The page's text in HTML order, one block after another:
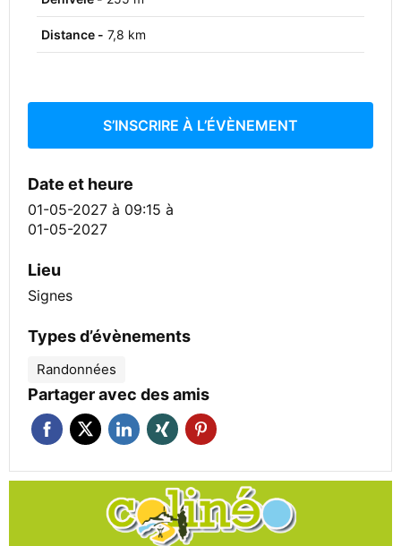
Distance - 7,8 km
S’INSCRIRE À L’ÉVÈNEMENT
Date et heure
01-05-2027 à 09:15 à
01-05-2027
Lieu
Signes
Types d’évènements
Randonnées
Partager avec des amis